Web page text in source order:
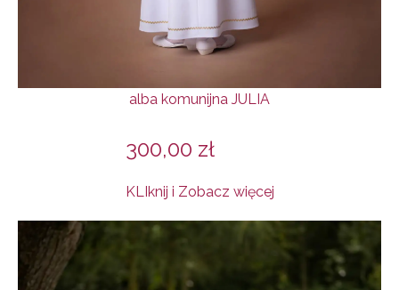
alba komunijna JULIA
300,00 zł
KLIknij i Zobacz więcej